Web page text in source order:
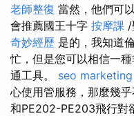
老師整復 當然，他們可
會推薦國王十字 按摩課 /
奇妙經歷 是的，我知道
忙，但是您可以相信一
通工具。 seo marketing
心使用管服務，那麼幾
和PE202-PE203飛行對